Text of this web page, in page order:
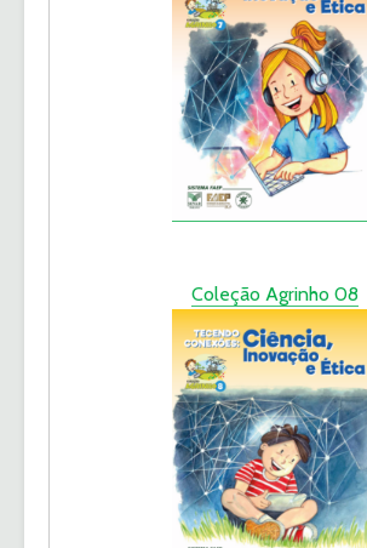
Coleção Agrinho 08